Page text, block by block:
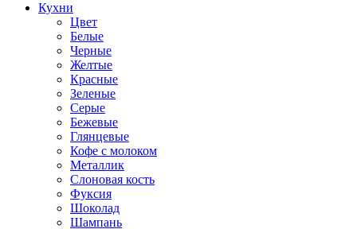
Кухни
Цвет
Белые
Черные
Желтые
Красные
Зеленые
Серые
Бежевые
Глянцевые
Кофе с молоком
Металлик
Слоновая кость
Фуксия
Шоколад
Шампань